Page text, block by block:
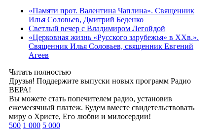
«Памяти прот. Валентина Чаплина». Священник
Илья Соловьев, Дмитрий Беденко
Светлый вечер с Владимиром Легойдой
«Церковная жизнь «Русского зарубежья» в ХХв.».
Священник Илья Соловьев, священник Евгений
Агеев
Читать полностью
Друзья! Поддержите выпуски новых программ Радио
ВЕРА!
Вы можете стать попечителем радио, установив
ежемесячный платеж. Будем вместе свидетельствовать
миру о Христе, Его любви и милосердии!
500 1 000 5 000